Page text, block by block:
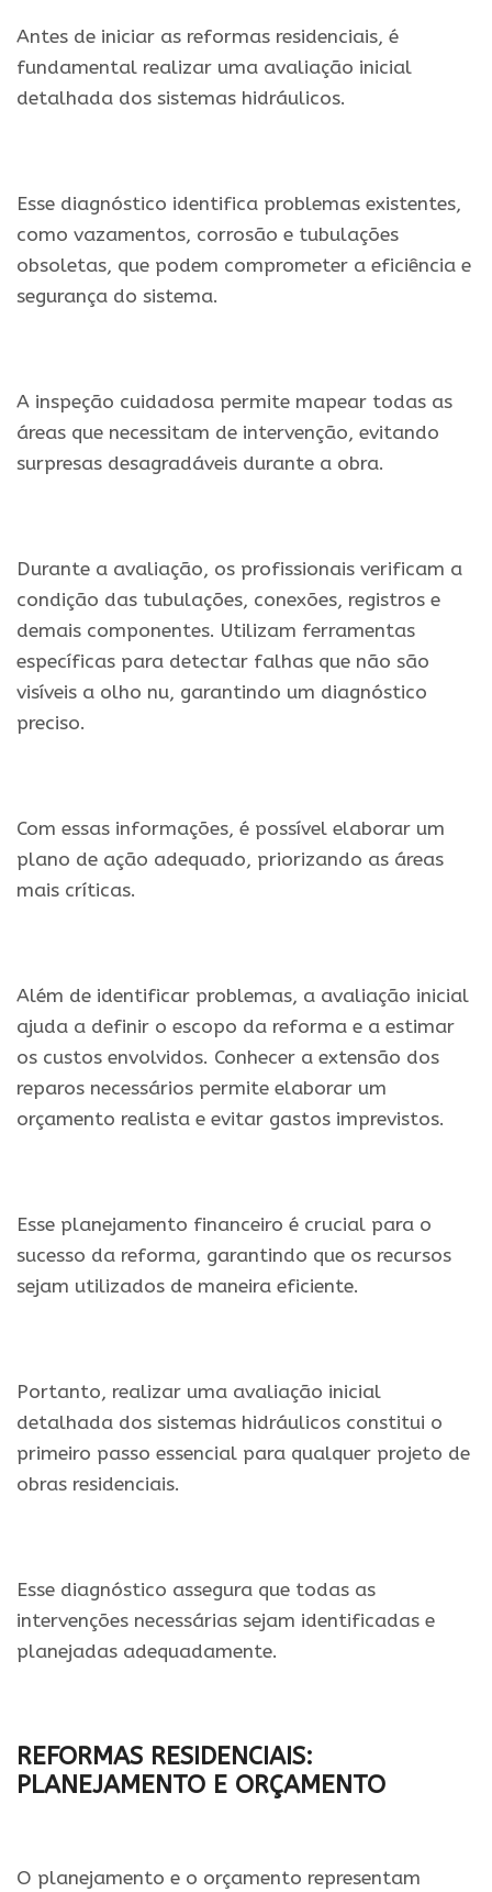
Antes de iniciar as reformas residenciais, é
fundamental realizar uma avaliação inicial
detalhada dos sistemas hidráulicos.
Esse diagnóstico identifica problemas existentes,
como vazamentos, corrosão e tubulações
obsoletas, que podem comprometer a eficiência e
segurança do sistema.
A inspeção cuidadosa permite mapear todas as
áreas que necessitam de intervenção, evitando
surpresas desagradáveis durante a obra.
Durante a avaliação, os profissionais verificam a
condição das tubulações, conexões, registros e
demais componentes. Utilizam ferramentas
específicas para detectar falhas que não são
visíveis a olho nu, garantindo um diagnóstico
preciso.
Com essas informações, é possível elaborar um
plano de ação adequado, priorizando as áreas
mais críticas.
Além de identificar problemas, a avaliação inicial
ajuda a definir o escopo da reforma e a estimar
os custos envolvidos. Conhecer a extensão dos
reparos necessários permite elaborar um
orçamento realista e evitar gastos imprevistos.
Esse planejamento financeiro é crucial para o
sucesso da reforma, garantindo que os recursos
sejam utilizados de maneira eficiente.
Portanto, realizar uma avaliação inicial
detalhada dos sistemas hidráulicos constitui o
primeiro passo essencial para qualquer projeto de
obras residenciais.
Esse diagnóstico assegura que todas as
intervenções necessárias sejam identificadas e
planejadas adequadamente.
REFORMAS RESIDENCIAIS:
PLANEJAMENTO E ORÇAMENTO
O planejamento e o orçamento representam